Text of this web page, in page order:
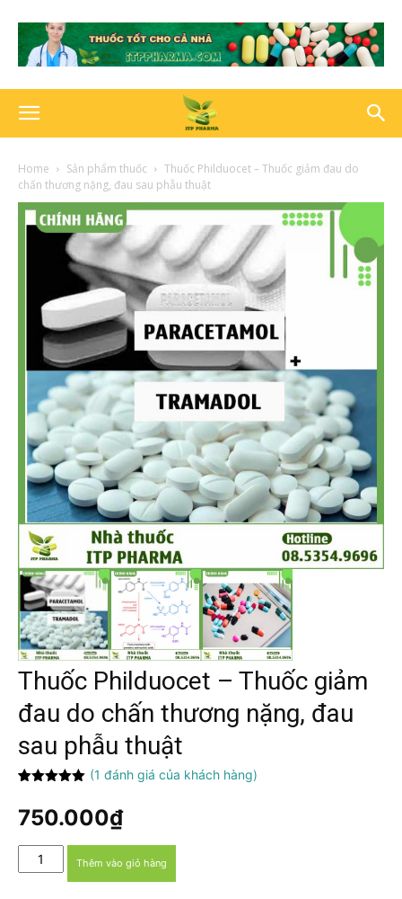
Home Sản phẩm thuốc
Thuốc Philduocet – Thuốc giảm đau do
chấn thương nặng, đau sau phẫu thuật
Thuốc Philduocet – Thuốc giảm
đau do chấn thương nặng, đau
sau phẫu thuật
dựa trên
đánh giá
(1 đánh giá của khách hàng)
750.000₫
Thuốc
Philduocet
Thêm vào giỏ hàng